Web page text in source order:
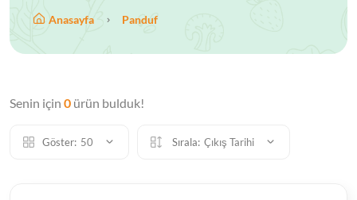
Anasayfa Panduf
Senin için 0 ürün bulduk!
Göster: 50 Sırala: Çıkış Tarihi